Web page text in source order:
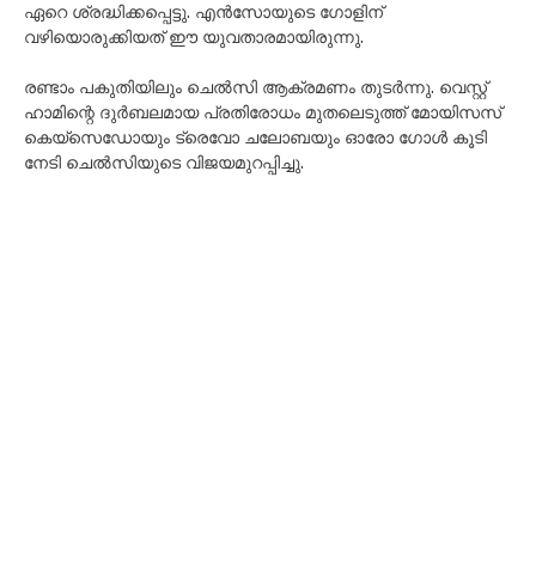
ഏറെ ശ്രദ്ധിക്കപ്പെട്ടു. എൻസോയുടെ ഗോളിന്
വഴിയൊരുക്കിയത് ഈ യുവതാരമായിരുന്നു.
രണ്ടാം പകുതിയിലും ചെൽസി ആക്രമണം തുടർന്നു. വെസ്റ്റ്
ഹാമിന്റെ ദുർബലമായ പ്രതിരോധം മുതലെടുത്ത് മോയിസസ്
കെയ്‌സെഡോയും ട്രെവോ ചലോബയും ഓരോ ഗോൾ കൂടി
നേടി ചെൽസിയുടെ വിജയമുറപ്പിച്ചു.